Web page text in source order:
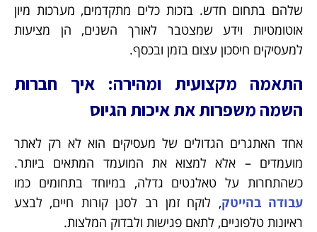
שלהם בתחום חדש. בזכות כלים מתקדמים, מערכות מיון
אוטומטיות וידע שמצטבר לאורך השנים, הן מציעות
למעסיקים חיסכון עצום בזמן ובכסף.
התאמה מקצועית ומהירה: איך חברות
השמה משפרות את איכות הגיוס
אחד האתגרים הגדולים של מעסיקים הוא לא רק לאתר
מועמדים – אלא למצוא את המועמד המתאים ביותר.
כשהתחרות על טאלנטים גדלה, במיוחד בתחומים כמו
עבודה בהייטק, לוקח זמן רב לסנן קורות חיים, לבצע
ראיונות טלפוניים, לתאם פגישות ולבדוק המלצות.